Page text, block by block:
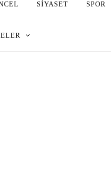
SİYASET SPOR